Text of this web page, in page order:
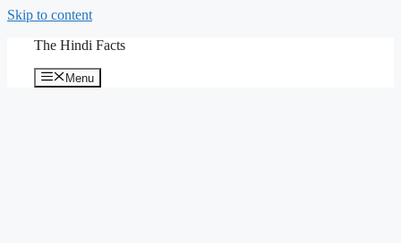
Skip to content
The Hindi Facts
Menu